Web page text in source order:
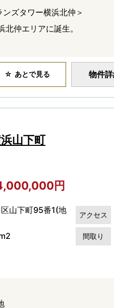
ズタワー横浜北仲＞
仲エリアに誕生。
あとで見る 物件
山下町
円
山下町95番1(地
アクセス
間取り